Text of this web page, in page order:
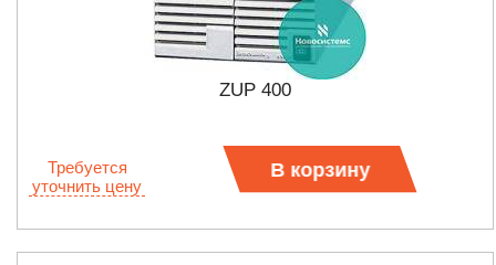
ZUP 400
Требуется
уточнить цену
В корзину